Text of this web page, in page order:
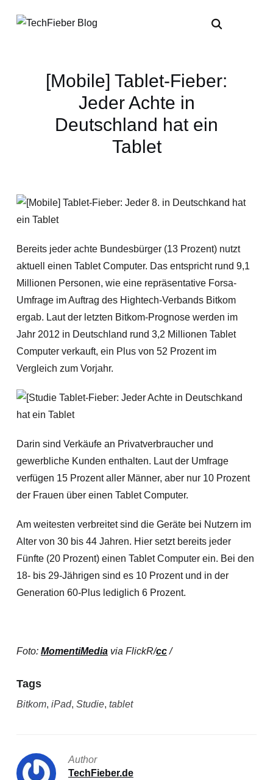
[Mobile] Tablet-Fieber:
Jeder Achte in
Deutschland hat ein
Tablet
Bereits jeder achte Bundesbürger (13 Prozent) nutzt
aktuell einen Tablet Computer. Das entspricht rund 9,1
Millionen Personen, wie eine repräsentative Forsa-
Umfrage im Auftrag des Hightech-Verbands Bitkom
ergab. Laut der letzten Bitkom-Prognose werden im
Jahr 2012 in Deutschland rund 3,2 Millionen Tablet
Computer verkauft, ein Plus von 52 Prozent im
Vergleich zum Vorjahr.
Darin sind Verkäufe an Privatverbraucher und
gewerbliche Kunden enthalten. Laut der Umfrage
verfügen 15 Prozent aller Männer, aber nur 10 Prozent
der Frauen über einen Tablet Computer.
Am weitesten verbreitet sind die Geräte bei Nutzern im
Alter von 30 bis 44 Jahren. Hier setzt bereits jeder
Fünfte (20 Prozent) einen Tablet Computer ein. Bei den
18- bis 29-Jährigen sind es 10 Prozent und in der
Generation 60-Plus lediglich 6 Prozent.
Foto: MomentiMediavia FlickR/cc/
Tags
Bitkom, iPad, Studie, tablet
Author
TechFieber.de